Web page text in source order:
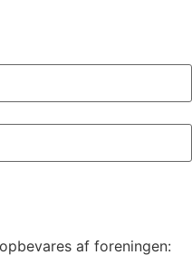
af foreningen: